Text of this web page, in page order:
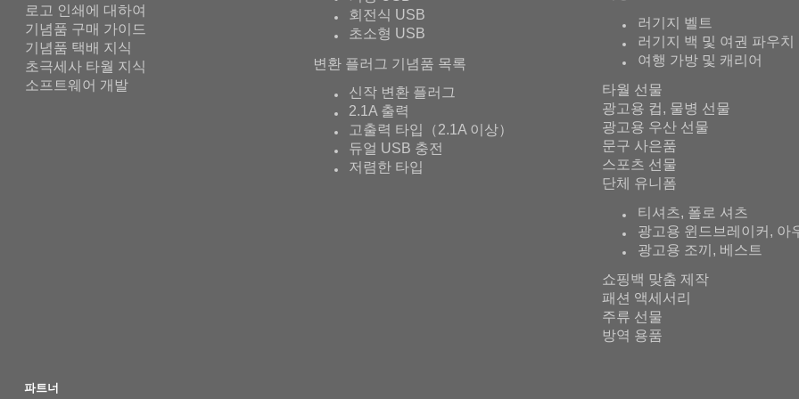
로고 인쇄에 대하여
기념품 구매 가이드
기념품 택배 지식
초극세사 타월 지식
소프트웨어 개발
회전식 USB
초소형 USB
변환 플러그 기념품 목록
신작 변환 플러그
2.1A 출력
고출력 타입（2.1A 이상）
듀얼 USB 충전
저렴한 타입
러기지 벨트
러기지 백 및 여권 파우치
여행 가방 및 캐리어
타월 선물
광고용 컵, 물병 선물
광고용 우산 선물
문구 사은품
스포츠 선물
단체 유니폼
티셔츠, 폴로 셔츠
광고용 윈드브레이커, 아
광고용 조끼, 베스트
쇼핑백 맞춤 제작
패션 액세서리
주류 선물
방역 용품
파트너